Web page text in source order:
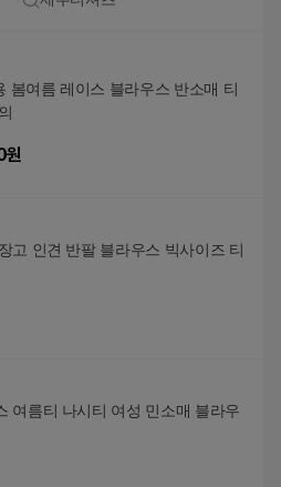
봄여름 레이스 블라우스 반소매 티
원
고 인견 반팔 블라우스 빅사이즈 티
여름티 나시티 여성 민소매 블라우